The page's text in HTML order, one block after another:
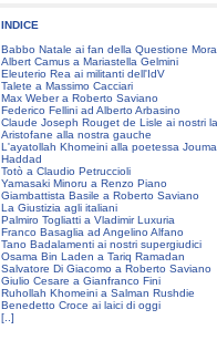
INDICE
Babbo Natale ai fan della Questione
Albert Camus a Mariastella Gelmini
Eleuterio Rea ai militanti dell'IdV
Talete a Massimo Cacciari
Max Weber a Roberto Saviano
Federico Fellini ad Alberto Arbasino
Claude Joseph Rouget de Lisle ai nostri
Aristofane alla nostra gauche
L'ayatollah Khomeini alla poetessa
Haddad
Totò a Claudio Petruccioli
Yamasaki Minoru a Renzo Piano
Giambattista Basile a Roberto Saviano
La Giustizia agli italiani
Palmiro Togliatti a Vladimir Luxuria
Franco Basaglia ad Angelino Alfano
Tano Badalamenti ai nostri supergiudici
Osama Bin Laden a Tariq Ramadan
Salvatore Di Giacomo a Roberto Saviano
Giulio Cesare a Gianfranco Fini
Ruhollah Khomeini a Salman Rushdie
Benedetto Croce ai laici di oggi
[..]